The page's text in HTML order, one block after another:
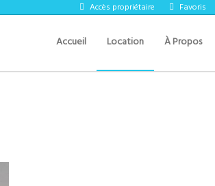
Favoris
Accès propriétaire
Accueil Location À Propos